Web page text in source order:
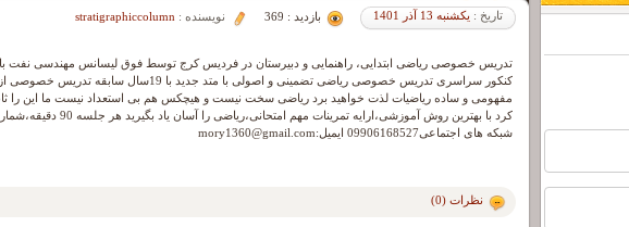
تاریخ : یکشنبه 13 آذر 1401 بازدید : 369 نویسنده : stratigraphiccolumn
کنکور سراسری تدریس خصوصی ریاضی تضمینی و اصولی با متد جدید با 19سال سابقه
مفهومی و ساده ریاضیات لذت خواهید برد ریاضی سخت نیست و هیچکس هم بی استعداد نیست ما این را
کرد با بهترین روش آموزشی،ارایه تمرینات مهم
شبکه های اجتماعی09906168527 ایمیل:mory1360@gmail.com
نظرات (0)